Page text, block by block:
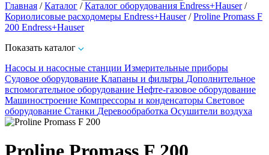
Главная /Каталог /Каталог оборудования Endress+Hauser/
Кориолисовые расходомеры Endress+Hauser/Proline Promass F
200 Endress+Hauser
Показать каталог
Насосы и насосные станции Измерительные приборы
Судовое оборудование Клапаны и фильтры Дополнительное
вспомогательное оборудование Нефте-газовое оборудование
Машиностроение Компрессоры и конденсаторы Световое
оборудование Станки Деревообработка Осушители воздуха